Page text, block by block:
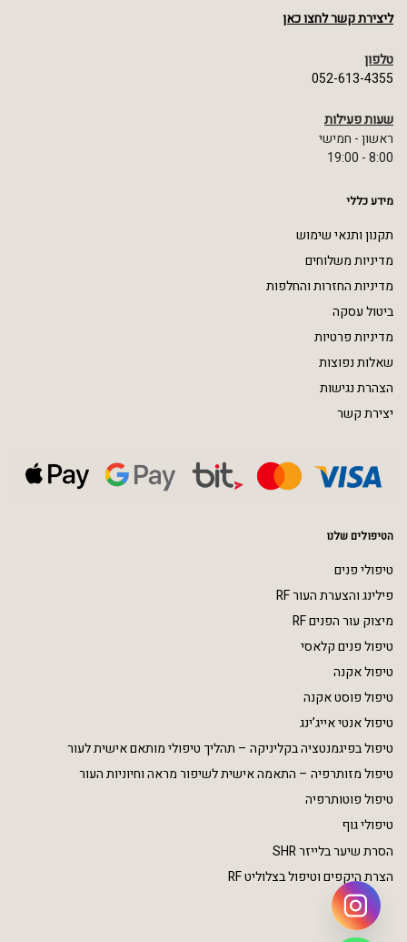
ליצירת קשר לחצו כאן
טלפון
052-613-4355
שעות פעילות
ראשון - חמישי
8:00 - 19:00
מידע כללי
תקנון ותנאי שימוש
מדיניות משלוחים
מדיניות החזרות והחלפות
ביטול עסקה
מדיניות פרטיות
שאלות נפוצות
הצהרת נגישות
יצירת קשר
הטיפולים שלנו
טיפולי פנים
פילינג והצערת העור RF
מיצוק עור הפנים RF
טיפול פנים קלאסי
טיפול אקנה
טיפול פוסט אקנה
טיפול אנטי אייג’ינג
טיפול בפיגמנטציה בקליניקה – תהליך טיפולי מותאם אישית לעור
טיפול מזותרפיה – התאמה אישית לשיפור מראה וחיוניות העור
טיפול פוטותרפיה
טיפולי גוף
הסרת שיער בלייזר SHR
הצרת היקפים וטיפול בצלוליט RF